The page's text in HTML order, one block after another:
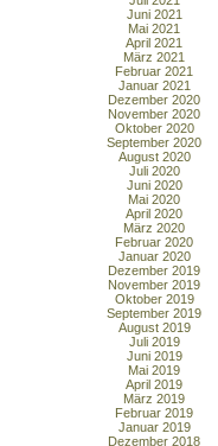
Juni 2021
Mai 2021
April 2021
März 2021
Februar 2021
Januar 2021
Dezember 2020
November 2020
Oktober 2020
September 2020
August 2020
Juli 2020
Juni 2020
Mai 2020
April 2020
März 2020
Februar 2020
Januar 2020
Dezember 2019
November 2019
Oktober 2019
September 2019
August 2019
Juli 2019
Juni 2019
Mai 2019
April 2019
März 2019
Februar 2019
Januar 2019
Dezember 2018